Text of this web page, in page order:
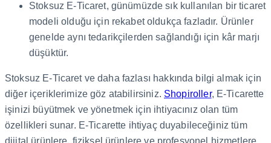
Stoksuz E-Ticaret, günümüzde sık kullanılan bir ticaret
modeli olduğu için rekabet oldukça fazladır. Ürünler
genelde aynı tedarikçilerden sağlandığı için kâr marjı
düşüktür.
Stoksuz E-Ticaret ve daha fazlası hakkında bilgi almak için
diğer içeriklerimize göz atabilirsiniz. Shopiroller, E-Ticarette
işinizi büyütmek ve yönetmek için ihtiyacınız olan tüm
özellikleri sunar. E-Ticarette ihtiyaç duyabileceğiniz tüm
dijital ürünlere, fiziksel ürünlere ve profesyonel hizmetlere